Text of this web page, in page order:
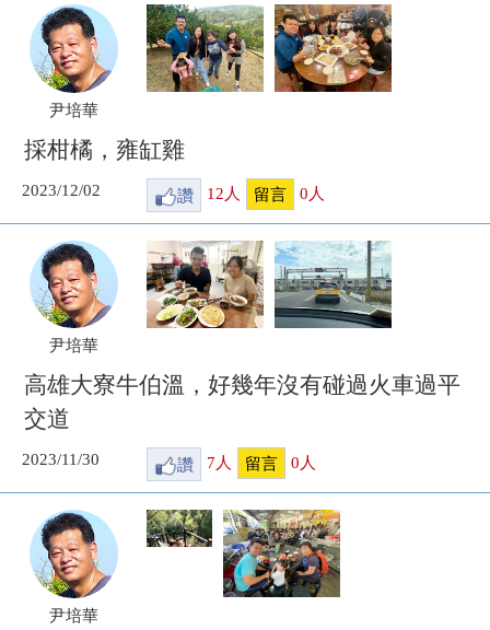
尹培華
採柑橘，雍缸雞
2023/12/02 讚 12 人 留言 0 人
尹培華
高雄大寮牛伯溫，好幾年沒有碰過火車過平
交道
2023/11/30 讚 7 人 留言 0 人
尹培華